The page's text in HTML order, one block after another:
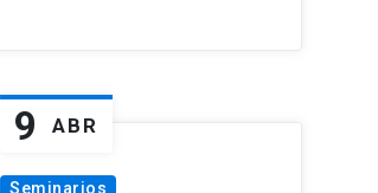
9 ABR
Seminarios